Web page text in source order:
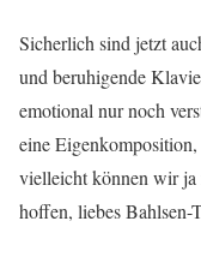
Sicherlich sind jetzt
und beruhigende
emotional nur noch
eine
vielleicht können wir ja
hoffen, liebes Bahlsen-